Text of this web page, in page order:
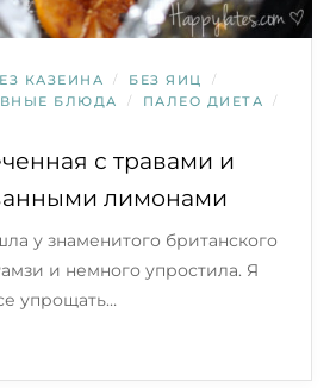
КАЗЕИНА / БЕЗ ЯИЦ /
БЛЮДА / ПАЛЕО ДИЕТА /
с травами и
лимонами
у знаменитого британского
и немного упростила. Я
упрощать…